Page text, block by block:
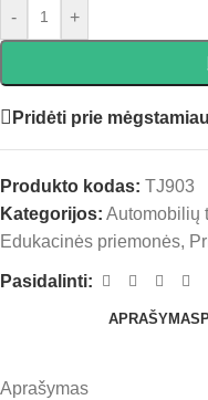
- +
Pridėti prie
Produkto kodas: TJ903
Kategorijos: Automobilių
Edukacinės priemonės,
Pasidalinti:
APRAŠYMAS
Aprašymas